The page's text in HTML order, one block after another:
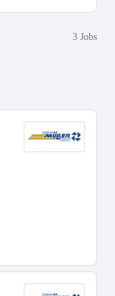
3 Jobs